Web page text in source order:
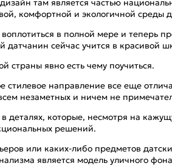
там является частью
комфортной и экологичной среды
в полной мере и теперь
датчанин сейчас учится в красивой
страны явно есть чему поучиться.
стилевое направление все еще
незаметных и ничем не
в деталях, которые, несмотря на
решений.
или каких-либо предметов
является модель уличного